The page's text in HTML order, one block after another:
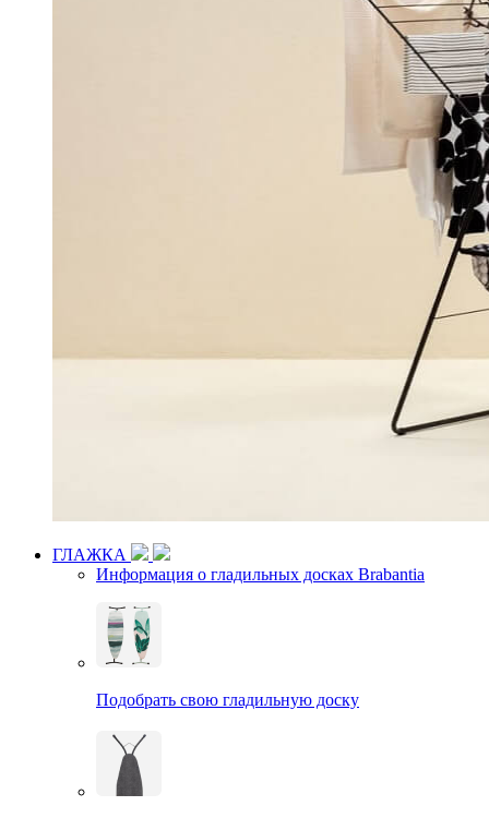
ГЛАЖКА
Информация о гладильных досках Brabantia
Подобрать свою гладильную доску